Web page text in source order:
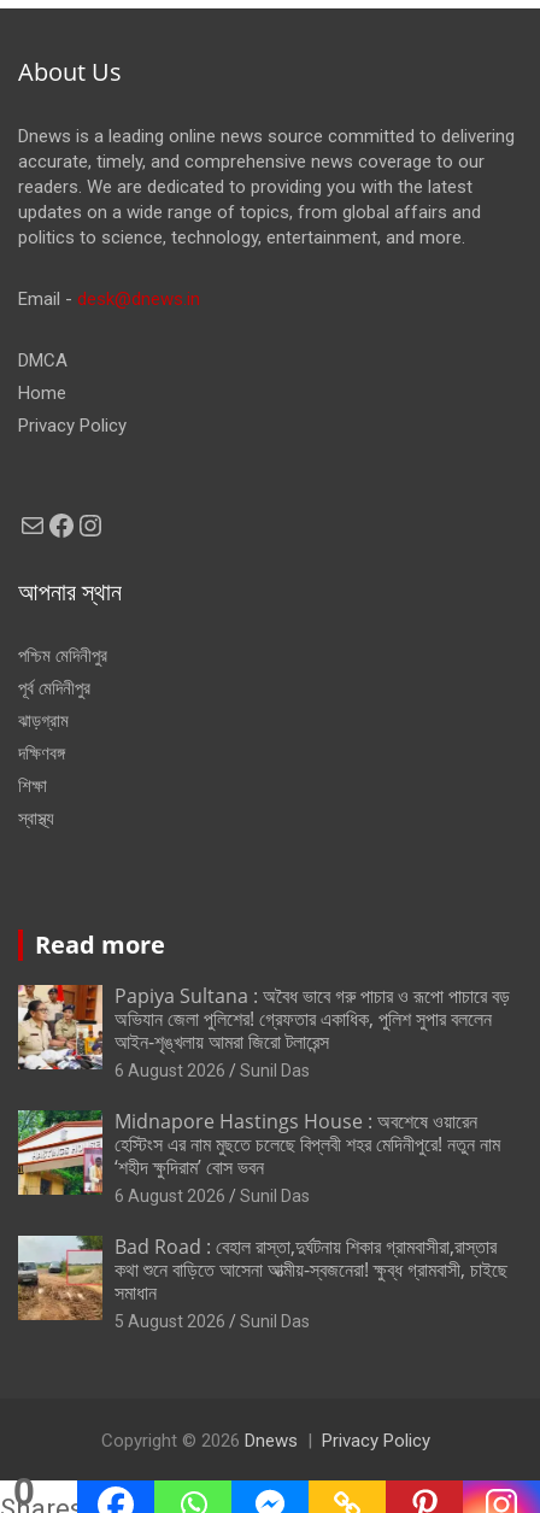
0
About Us
Dnews is a leading online news source committed to delivering
accurate, timely, and comprehensive news coverage to our
readers. We are dedicated to providing you with the latest
updates on a wide range of topics, from global affairs and
politics to science, technology, entertainment, and more.
Email - desk@dnews.in
DMCA
Home
Privacy Policy
MailFacebook
Instagram
আপনার স্থান
পশ্চিম মেদিনীপুর
পূর্ব মেদিনীপুর
ঝাড়গ্রাম
দক্ষিণবঙ্গ
শিক্ষা
স্বাস্থ্য
Read more
Papiya Sultana : অবৈধ ভাবে গরু পাচার ও রূপো পাচারে বড়
অভিযান জেলা পুলিশের! গ্রেফতার একাধিক, পুলিশ সুপার বললেন
আইন-শৃঙ্খলায় আমরা জিরো টলারেন্স
6 August 2026 Sunil Das
Midnapore Hastings House : অবশেষে ওয়ারেন
হেস্টিংস এর নাম মুছতে চলেছে বিপ্লবী শহর মেদিনীপুরে! নতুন নাম
‘শহীদ ক্ষুদিরাম’ বোস ভবন
6 August 2026 Sunil Das
Bad Road : বেহাল রাস্তা,দুর্ঘটনায় শিকার গ্রামবাসীরা,রাস্তার
কথা শুনে বাড়িতে আসেনা আত্মীয়-স্বজনেরা! ক্ষুব্ধ গ্রামবাসী, চাইছে
সমাধান
5 August 2026 Sunil Das
Copyright © 2026 Dnews Privacy Policy